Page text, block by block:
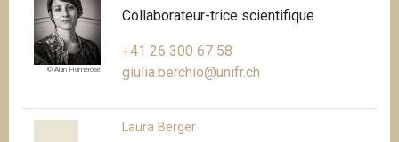
© Alan Humerose
Collaborateur-trice scientifique
+41 26 300 67 58
giulia.berchio@unifr.ch
Laura Berger